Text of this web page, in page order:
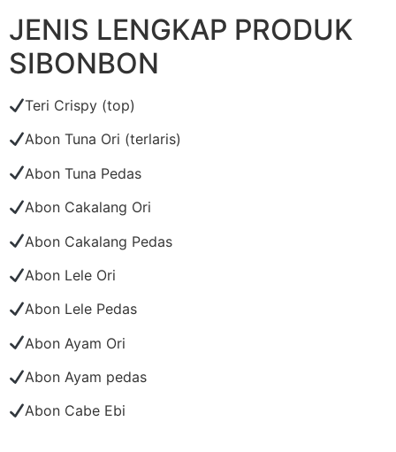
JENIS LENGKAP PRODUK
SIBONBON
Teri Crispy (top)
Abon Tuna Ori (terlaris)
Abon Tuna Pedas
Abon Cakalang Ori
Abon Cakalang Pedas
Abon Lele Ori
Abon Lele Pedas
Abon Ayam Ori
Abon Ayam pedas
Abon Cabe Ebi